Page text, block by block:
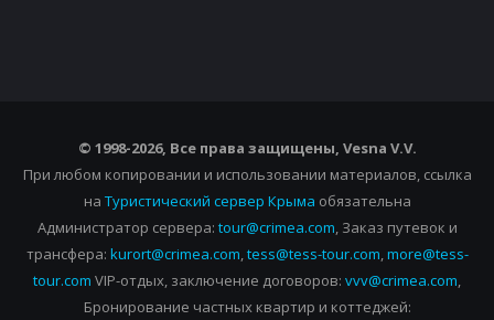
© 1998-2026, Все права защищены, Vesna V.V.
При любом копировании и использовании материалов, ссылка
на Туристический сервер Крыма обязательна
Администратор сервера: tour@crimea.com, Заказ путевок и
трансфера: kurort@crimea.com,tess@tess-tour.com,more@tess-
tour.com VIP-отдых, заключение договоров: vvv@crimea.com,
Бронирование частных квартир и коттеджей: